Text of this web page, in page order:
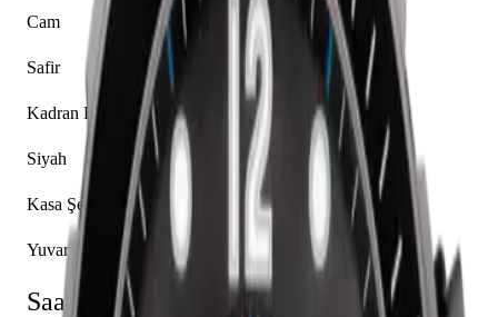
Cam
Safir
Kadran Rengi
Siyah
Kasa Şekli
Yuvarlak
Saat Hakkında